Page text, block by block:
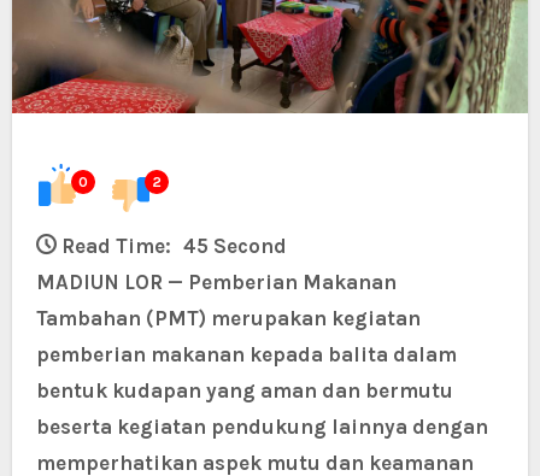
0 2
Read Time: 45 Second
MADIUN LOR — Pemberian Makanan
Tambahan (PMT) merupakan kegiatan
pemberian makanan kepada balita dalam
bentuk kudapan yang aman dan bermutu
beserta kegiatan pendukung lainnya dengan
memperhatikan aspek mutu dan keamanan